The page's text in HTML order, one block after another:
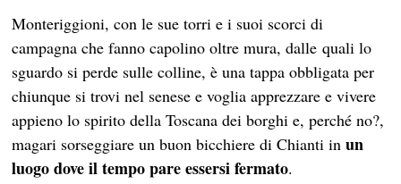
Monteriggioni, con le sue torri e i suoi scorci di
campagna che fanno capolino oltre mura, dalle quali lo
sguardo si perde sulle colline, è una tappa obbligata per
chiunque si trovi nel senese e voglia apprezzare e vivere
appieno lo spirito della Toscana dei borghi e, perché no?,
magari sorseggiare un buon bicchiere di Chianti inun
luogo dove il tempo pare essersi fermato.